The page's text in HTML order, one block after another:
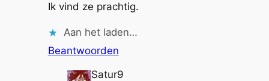
Ik vind ze prachtig.
Aan het laden…
Beantwoorden
Satur9